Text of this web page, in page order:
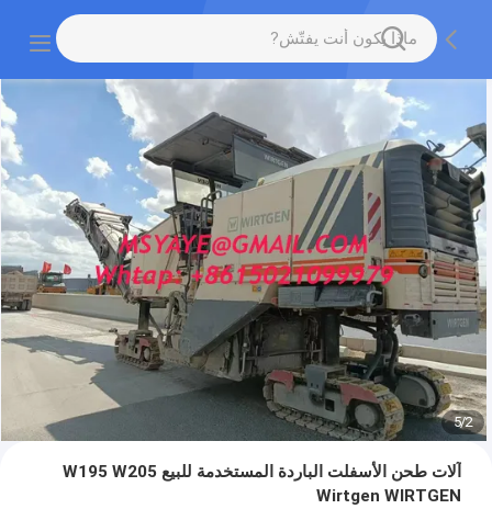
2
/
5
آلات طحن الأسفلت الباردة المستخدمة للبيع W195 W205
Wirtgen WIRTGEN